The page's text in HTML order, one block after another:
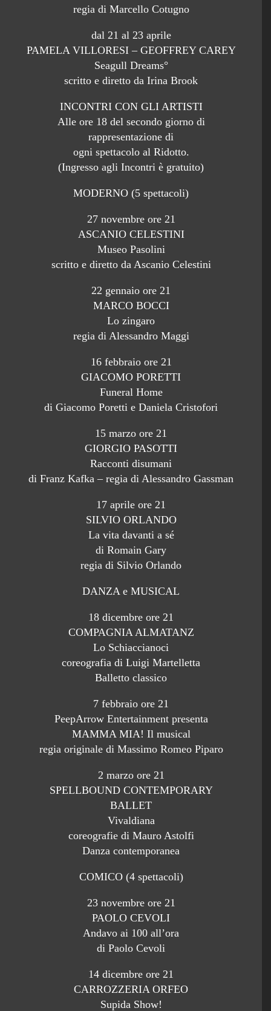
regia di Marcello Cotugno
dal 21 al 23 aprile
PAMELA VILLORESI – GEOFFREY CAREY
Seagull Dreams°
scritto e diretto da Irina Brook
INCONTRI CON GLI ARTISTI
Alle ore 18 del secondo giorno di
rappresentazione di
ogni spettacolo al Ridotto.
(Ingresso agli Incontri è gratuito)
MODERNO (5 spettacoli)
27 novembre ore 21
ASCANIO CELESTINI
Museo Pasolini
scritto e diretto da Ascanio Celestini
22 gennaio ore 21
MARCO BOCCI
Lo zingaro
regia di Alessandro Maggi
16 febbraio ore 21
GIACOMO PORETTI
Funeral Home
di Giacomo Poretti e Daniela Cristofori
15 marzo ore 21
GIORGIO PASOTTI
Racconti disumani
di Franz Kafka – regia di Alessandro Gassman
17 aprile ore 21
SILVIO ORLANDO
La vita davanti a sé
di Romain Gary
regia di Silvio Orlando
DANZA e MUSICAL
18 dicembre ore 21
COMPAGNIA ALMATANZ
Lo Schiaccianoci
coreografia di Luigi Martelletta
Balletto classico
7 febbraio ore 21
PeepArrow Entertainment presenta
MAMMA MIA! Il musical
regia originale di Massimo Romeo Piparo
2 marzo ore 21
SPELLBOUND CONTEMPORARY
BALLET
Vivaldiana
coreografie di Mauro Astolfi
Danza contemporanea
COMICO (4 spettacoli)
23 novembre ore 21
PAOLO CEVOLI
Andavo ai 100 all’ora
di Paolo Cevoli
14 dicembre ore 21
CARROZZERIA ORFEO
Supida Show!